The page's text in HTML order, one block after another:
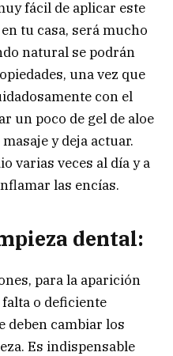
fácil de aplicar este
tu casa, será mucho
natural se podrán
una vez que
con el
un poco de gel de aloe
y deja actuar.
varias veces al día y a
las encías.
dental:
para la aparición
o deficiente
deben cambiar los
Es indispensable